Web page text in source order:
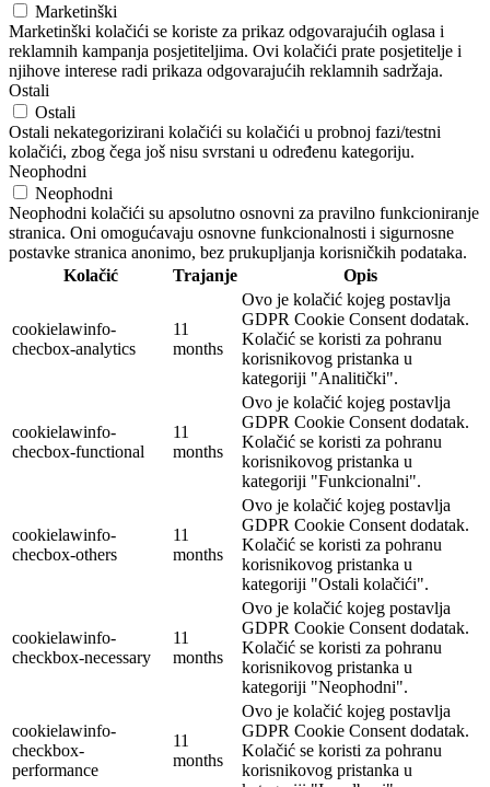
Marketinški
Marketinški kolačići se koriste za prikaz odgovarajućih oglasa i
reklamnih kampanja posjetiteljima. Ovi kolačići prate posjetitelje i
njihove interese radi prikaza odgovarajućih reklamnih sadržaja.
Ostali
Ostali
Ostali nekategorizirani kolačići su kolačići u probnoj fazi/testni
kolačići, zbog čega još nisu svrstani u određenu kategoriju.
Neophodni
Neophodni
Neophodni kolačići su apsolutno osnovni za pravilno funkcioniranje
stranica. Oni omogućavaju osnovne funkcionalnosti i sigurnosne
postavke stranica anonimo, bez prukupljanja korisničkih podataka.
Kolačić
Trajanje Opis
cookielawinfo-
checbox-analytics
11
months
Ovo je kolačić kojeg postavlja
GDPR Cookie Consent dodatak.
Kolačić se koristi za pohranu
korisnikovog pristanka u
kategoriji "Analitički".
cookielawinfo-
checbox-functional
11
months
Ovo je kolačić kojeg postavlja
GDPR Cookie Consent dodatak.
Kolačić se koristi za pohranu
korisnikovog pristanka u
kategoriji "Funkcionalni".
cookielawinfo-
checbox-others
11
months
Ovo je kolačić kojeg postavlja
GDPR Cookie Consent dodatak.
Kolačić se koristi za pohranu
korisnikovog pristanka u
kategoriji "Ostali kolačići".
cookielawinfo-
checkbox-necessary
11
months
Ovo je kolačić kojeg postavlja
GDPR Cookie Consent dodatak.
Kolačić se koristi za pohranu
korisnikovog pristanka u
kategoriji "Neophodni".
cookielawinfo-
checkbox-
performance
11
months
Ovo je kolačić kojeg postavlja
GDPR Cookie Consent dodatak.
Kolačić se koristi za pohranu
korisnikovog pristanka u